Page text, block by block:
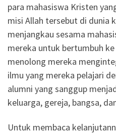
para mahasiswa Kristen
misi Allah tersebut di dunia
menjangkau sesama
mereka untuk bertumbuh
menolong mereka
ilmu yang mereka pelajari
alumni yang sanggup
keluarga, gereja, bangsa,
Untuk membaca